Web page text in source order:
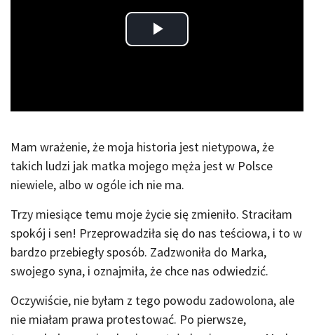
Play
Mam wrażenie, że moja historia jest nietypowa, że
takich ludzi jak matka mojego męża jest w Polsce
niewiele, albo w ogóle ich nie ma.
Trzy miesiące temu moje życie się zmieniło. Straciłam
spokój i sen! Przeprowadziła się do nas teściowa, i to w
bardzo przebiegły sposób. Zadzwoniła do Marka,
swojego syna, i oznajmiła, że chce nas odwiedzić.
Oczywiście, nie byłam z tego powodu zadowolona, ale
nie miałam prawa protestować. Po pierwsze,